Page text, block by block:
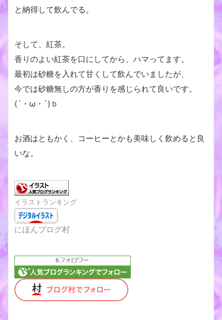
と納得して飲んでる。
そして、紅茶。
香りのよい紅茶を口にしてから、ハマってます。
最初は砂糖を入れて甘くして飲んでいましたが、
今では砂糖無しの方が香りを感じられて良いです。
(´・ω・`)ｂ
お酒はともかく、コーヒーとかも美味しく飲めると良
いな。
イラストランキング
にほんブログ村